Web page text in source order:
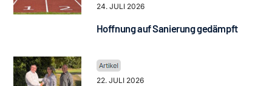
24. JULI 2026
Hoffnung auf Sanierung gedämpft
22. JULI 2026